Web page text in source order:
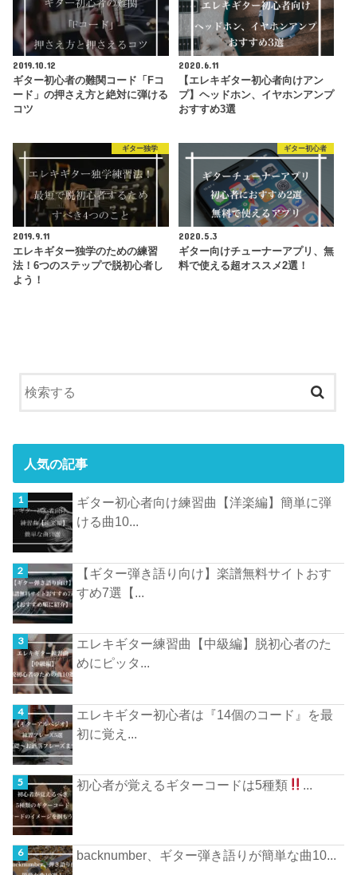
2019.10.12
ギター初心者の難関コード「Fコ
ード」の押さえ方と絶対に弾ける
コツ
2020.6.11
【エレキギター初心者向けアン
プ】ヘッドホン、イヤホンアンプ
おすすめ3選
ギター独学
2019.9.11
エレキギター独学のための練習
法！6つのステップで脱初心者し
よう！
ギター初心者
2020.5.3
ギター向けチューナーアプリ、無
料で使える超オススメ2選！
人気の記事
ギター初心者向け練習曲【洋楽編】簡単に弾
ける曲10...
【ギター弾き語り向け】楽譜無料サイトおす
すめ7選【...
エレキギター練習曲【中級編】脱初心者のた
めにピッタ...
エレキギター初心者は『14個のコード』を最
初に覚え...
初心者が覚えるギターコードは5種類 ...
backnumber、ギター弾き語りが簡単な曲10...